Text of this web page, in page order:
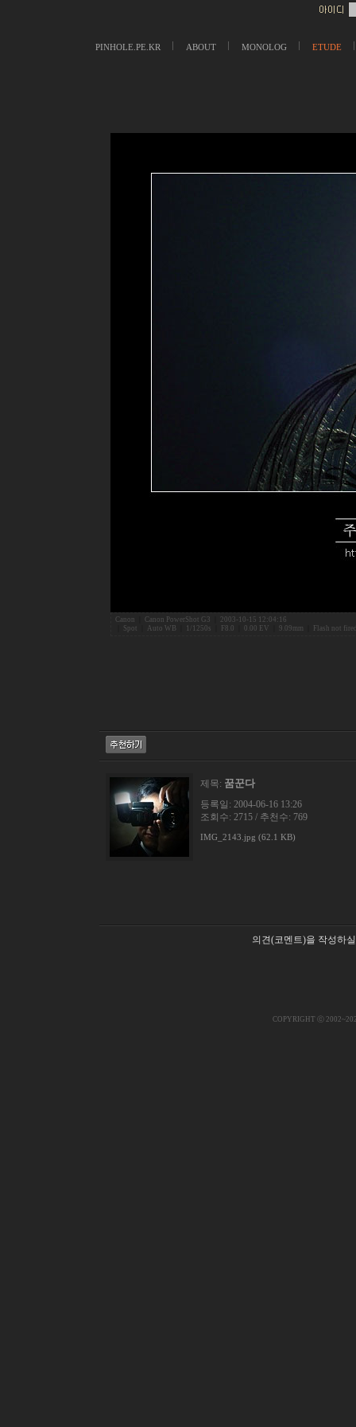
PINHOLE.PE.KR ABOUT MONOLOG ETUDE
Canon Canon PowerShot G3
2003-10-15 12:04:16
Spot Auto WB 1/1250s F8.0 0.00 EV 9.09mm Flash not
제목: 꿈꾼다
등록일: 2004-06-16 13:26
조회수: 2715 / 추천수: 769
IMG_2143.jpg (62.1 KB)
의견(코멘트)을 작성하
COPYRIGHT ⓒ